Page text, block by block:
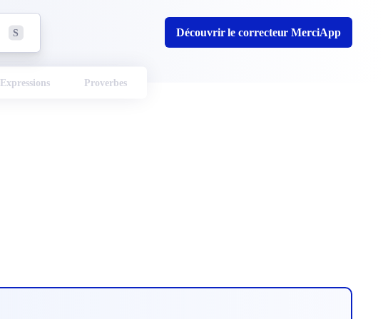
S Découvrir le correcteur MerciApp
Expressions Proverbes